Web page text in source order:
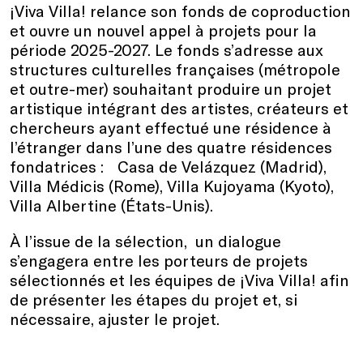
¡Viva Villa! relance son fonds de coproduction
et ouvre un nouvel appel à projets pour la
période 2025-2027. Le fonds s’adresse aux
structures culturelles françaises (métropole
et outre-mer) souhaitant produire un projet
artistique intégrant des artistes, créateurs et
chercheurs ayant effectué une résidence à
l’étranger dans l’une des quatre résidences
fondatrices : Casa de Velázquez (Madrid),
Villa Médicis (Rome), Villa Kujoyama (Kyoto),
Villa Albertine (États-Unis).
À l’issue de la sélection, un dialogue
s’engagera entre les porteurs de projets
sélectionnés et les équipes de ¡Viva Villa! afin
de présenter les étapes du projet et, si
nécessaire, ajuster le projet.